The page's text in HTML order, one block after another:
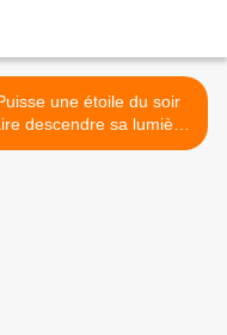
une étoile du soir
descendre sa lumière
sur toi... Vœux 2019 >